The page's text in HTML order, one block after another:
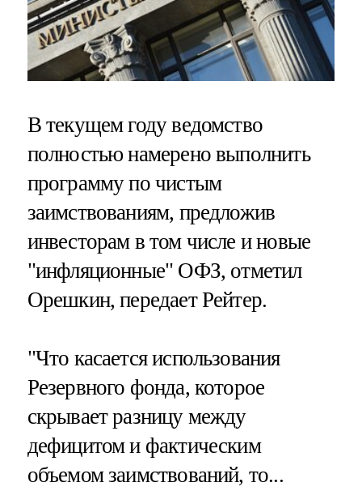
В текущем году ведомство
полностью намерено выполнить
программу по чистым
заимствованиям, предложив
инвесторам в том числе и новые
"инфляционные" ОФЗ, отметил
Орешкин, передает Рейтер.
"Что касается использования
Резервного фонда, которое
скрывает разницу между
дефицитом и фактическим
объемом заимствований, то...